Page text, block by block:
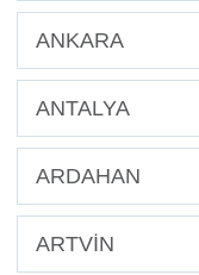
ANKARA
ANTALYA
ARDAHAN
ARTVİN